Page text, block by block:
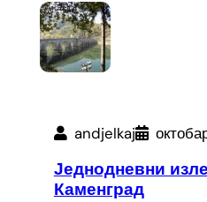
andjelkaj
Једнодневни
Каменград